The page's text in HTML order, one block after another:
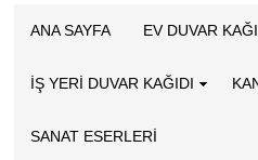
ANA SAYFA EV DUVAR
İŞ YERİ DUVAR KAĞIDI
SANAT ESERLERI